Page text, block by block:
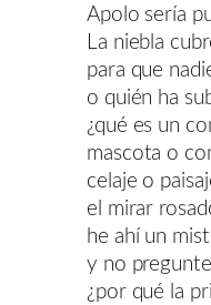
Apolo sería
La niebla
para que
o quién ha
¿qué es un
mascota o
celaje o
el mirar
he ahí un
y no
¿por qué la